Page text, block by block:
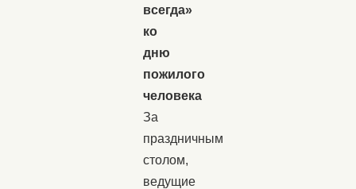
всегда»
ко
дню
пожилого
человека
За
праздничным
столом,
ведущие